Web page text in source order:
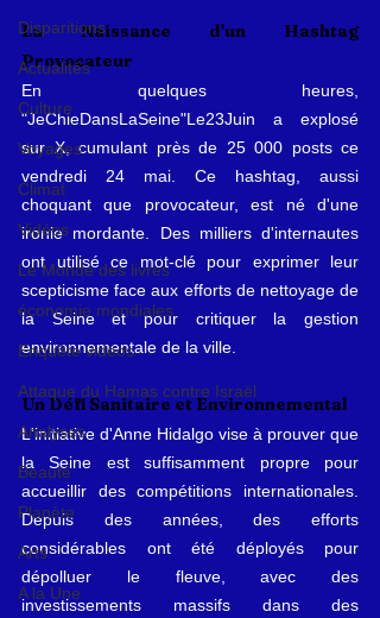
Disparitions
Actualités
Culture
Voyages
Climat
Vidéos
Le Monde des livres
économie mondiales
Enquête vidéos
Attaque du Hamas contre Israël
Analyses
Beauté
Planète
Arts
A la Une
La Naissance d'un Hashtag
Provocateur
En quelques heures,
"JeChieDansLaSeine"Le23Juin a explosé
sur X, cumulant près de 25 000 posts ce
vendredi 24 mai. Ce hashtag, aussi
choquant que provocateur, est né d'une
ironie mordante. Des milliers d'internautes
ont utilisé ce mot-clé pour exprimer leur
scepticisme face aux efforts de nettoyage de
la Seine et pour critiquer la gestion
environnementale de la ville.
Un Défi Sanitaire et Environnemental
L'initiative d'Anne Hidalgo vise à prouver que
la Seine est suffisamment propre pour
accueillir des compétitions internationales.
Depuis des années, des efforts
considérables ont été déployés pour
dépolluer le fleuve, avec des
investissements massifs dans des